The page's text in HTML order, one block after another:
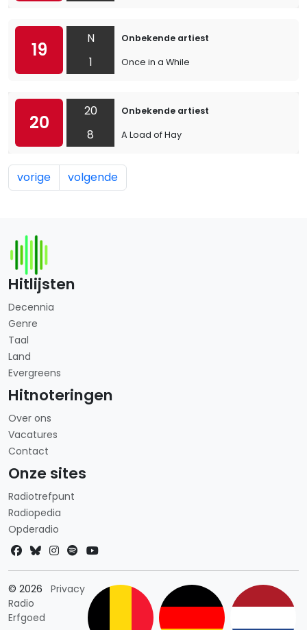
19
N
1
Onbekende artiest
Once in a While
20
20
8
Onbekende artiest
A Load of Hay
vorige volgende
Hitlijsten
Decennia
Genre
Taal
Land
Evergreens
Hitnoteringen
Over ons
Vacatures
Contact
Onze sites
Radiotrefpunt
Radiopedia
Opderadio
© 2026
Radio
Erfgoed
PrivacyLandkeuze